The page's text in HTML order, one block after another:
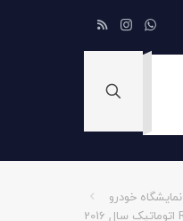
نمایشگاه خودرو